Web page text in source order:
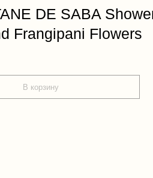
DE SABA
Frangipani Flowers
В корзину